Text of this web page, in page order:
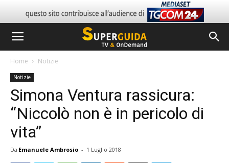
Home Notizie
Notizie
Simona Ventura rassicura:
“Niccolò non è in pericolo di
vita”
Da Emanuele Ambrosio - 1 Luglio 2018